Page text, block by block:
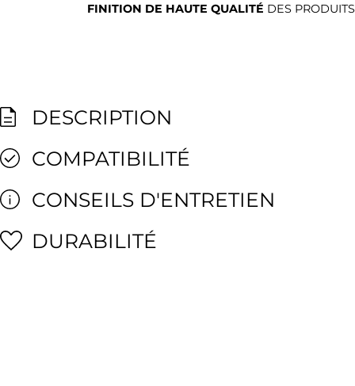
FINITION DE HAUTE QUALITÉ DES PRODUITS
DESCRIPTION
COMPATIBILITÉ
CONSEILS D'ENTRETIEN
DURABILITÉ